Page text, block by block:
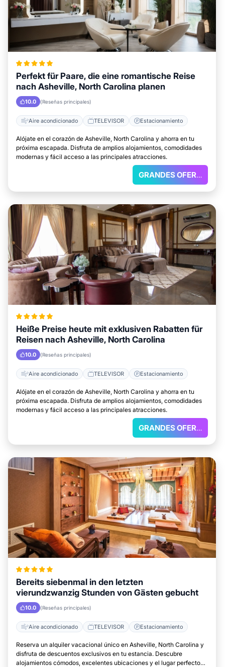
Perfekt für Paare, die eine romantische Reise
nach Asheville, North Carolina planen
10.0 (Reseñas principales)
Aire acondicionado TELEVISOR Estacionamiento
Alójate en el corazón de Asheville, North Carolina y ahorra en tu
próxima escapada. Disfruta de amplios alojamientos, comodidades
modernas y fácil acceso a las principales atracciones.
GRANDES OFERTAS
Heiße Preise heute mit exklusiven Rabatten für
Reisen nach Asheville, North Carolina
10.0 (Reseñas principales)
Aire acondicionado TELEVISOR Estacionamiento
Alójate en el corazón de Asheville, North Carolina y ahorra en tu
próxima escapada. Disfruta de amplios alojamientos, comodidades
modernas y fácil acceso a las principales atracciones.
GRANDES OFERTAS
Bereits siebenmal in den letzten
vierundzwanzig Stunden von Gästen gebucht
10.0 (Reseñas principales)
Aire acondicionado TELEVISOR Estacionamiento
Reserva un alquiler vacacional único en Asheville, North Carolina y
disfruta de descuentos exclusivos en tu estancia. Descubre
alojamientos cómodos, excelentes ubicaciones y el lugar perfecto